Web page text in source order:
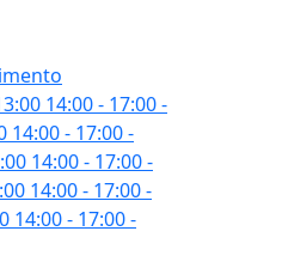
14:00 - 17:00-
14:00 - 17:00-
14:00 - 17:00-
14:00 - 17:00-
14:00 - 17:00-